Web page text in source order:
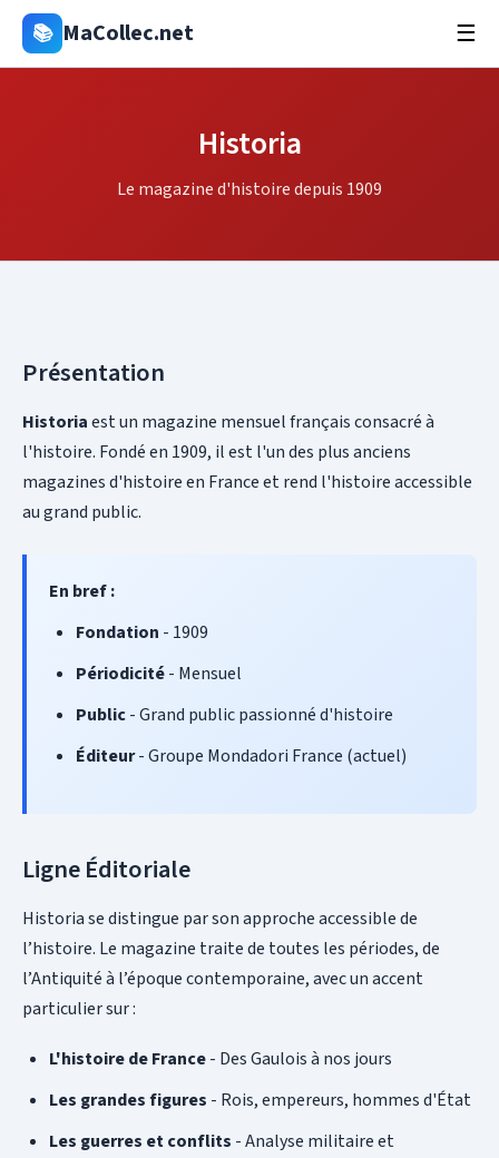
📚 MaCollec.net ☰
Historia
Le magazine d'histoire depuis 1909
Présentation
Historiaest un magazine mensuel français consacré à
l'histoire. Fondé en 1909, il est l'un des plus anciens
magazines d'histoire en France et rend l'histoire accessible
au grand public.
En bref :
Fondation - 1909
Périodicité- Mensuel
Public- Grand public passionné d'histoire
Éditeur- Groupe Mondadori France (actuel)
Ligne Éditoriale
Historia se distingue par son approche accessible de
l’histoire. Le magazine traite de toutes les périodes, de
l’Antiquité à l’époque contemporaine, avec un accent
particulier sur :
L'histoire de France- Des Gaulois à nos jours
Les grandes figures - Rois, empereurs, hommes d'État
Les guerres et conflits - Analyse militaire et